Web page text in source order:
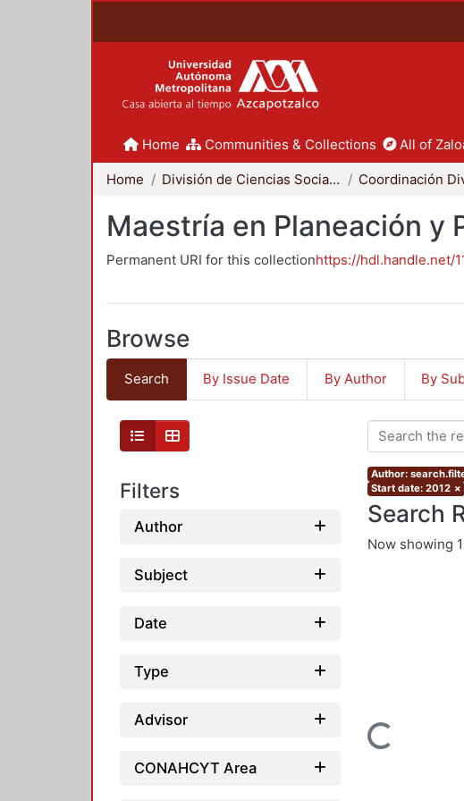
Home Communities & Collections All of
Home División de Ciencias Sociales y Humanidades
Maestría en Planeación y
Permanent URI for this collectionhttps://hdl.handle.net/
Browse
Search By Issue Date By Author By
Filters
Author
Subject
Date
Type
Advisor
CONAHCYT Area
Author:
Start date: 2012 ×
Search
Now showing
Loading...